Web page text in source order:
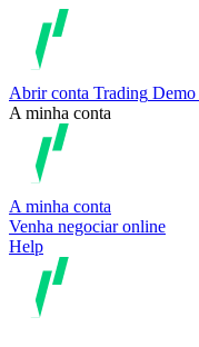
Abrir conta Trading Demo
A minha conta
A minha conta
Venha negociar online
Help